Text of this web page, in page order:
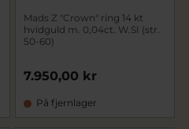
Mads Z "Crown" ring 14 kt
hvidguld m. 0,04ct. W.SI (str.
50-60)
7.950,00 kr
På fjernlager